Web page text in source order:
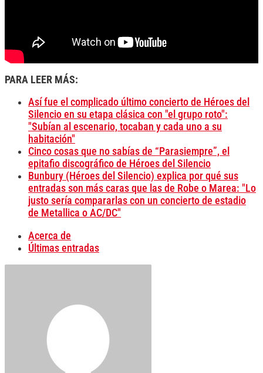
PARA LEER MÁS:
Así fue el complicado último concierto de Héroes del
Silencio en su etapa clásica con "el grupo roto":
"Subían al escenario, tocaban y cada uno a su
habitación"
Cinco cosas que no sabías de “Parasiempre”, el
epitafio discográfico de Héroes del Silencio
Bunbury (Héroes del Silencio) explica por qué sus
entradas son más caras que las de Robe o Marea: "Lo
justo sería compararlas con un concierto de estadio
de Metallica o AC/DC"
Acerca de
Últimas entradas